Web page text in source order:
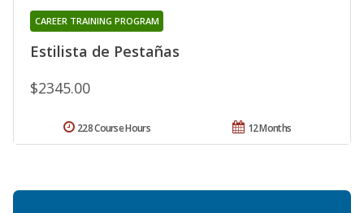
Estilista de Pestañas
CAREER TRAINING PROGRAM
$2345.00
12 Months
228 Course Hours